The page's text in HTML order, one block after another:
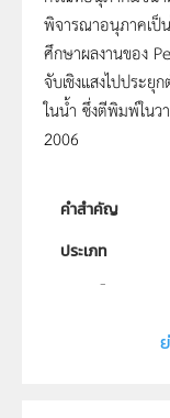
พิจารณาอนุภาคเป็
ศึกษาผลงานของ
จับเชิงแสงไปประยุ
ในน้ำ ซึ่งตีพิมพ์ใน
2006
คำสำคัญ
ประเภท